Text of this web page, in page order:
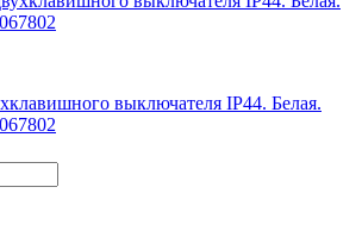
выключателя IP44. Белая.